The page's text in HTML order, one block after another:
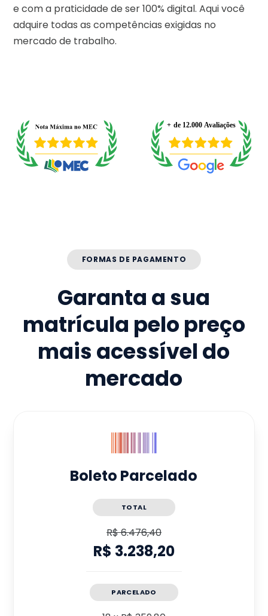
e com a praticidade de ser 100% digital. Aqui você
adquire todas as competências exigidas no
mercado de trabalho.
FORMAS DE PAGAMENTO
Garanta a sua
matrícula pelo preço
mais acessível do
mercado
Boleto Parcelado
TOTAL
R$ 6.476,40
R$ 3.238,20
PARCELADO